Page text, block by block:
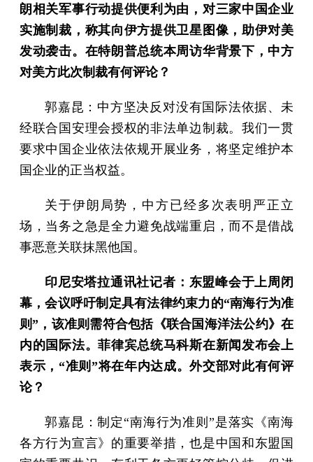
朗相关军事行动提供便利为由，对三家中国企业
实施制裁，称其向伊方提供卫星图像，助伊对美
发动袭击。在特朗普总统本周访华背景下，中方
对美方此次制裁有何评论？
郭嘉昆：中方坚决反对没有国际法依据、未
经联合国安理会授权的非法单边制裁。我们一贯
要求中国企业依法依规开展业务，将坚定维护本
国企业的正当权益。
关于伊朗局势，中方已经多次表明严正立
场，当务之急是全力避免战端重启，而不是借战
事恶意关联抹黑他国。
印尼安塔拉通讯社记者：东盟峰会于上周闭
幕，会议呼吁制定具有法律约束力的“南海行为准
则”，该准则需符合包括《联合国海洋法公约》在
内的国际法。菲律宾总统马科斯在新闻发布会上
表示，“准则”将在年内达成。外交部对此有何评
论？
郭嘉昆：制定“南海行为准则”是落实《南海
各方行为宣言》的重要举措，也是中国和东盟国